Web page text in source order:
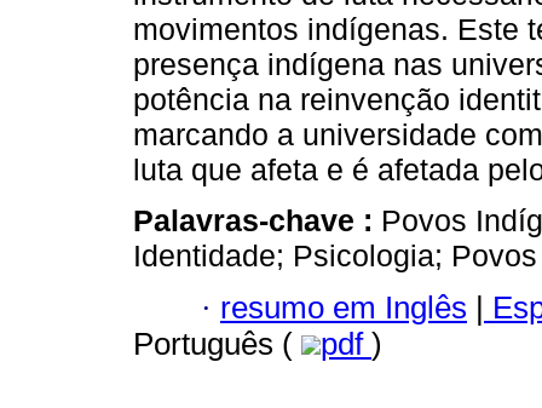
movimentos indígenas. Este
presença indígena nas
potência na reinvenção
marcando a universidade
luta que afeta e é afetada
Palavras-chave : Povos
Identidade; Psicologia;
· resumo em Inglês |
Português (
pdf )